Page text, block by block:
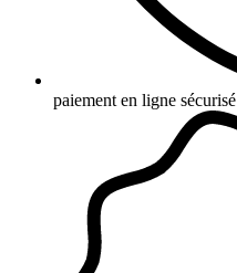
paiement en ligne sécurisé